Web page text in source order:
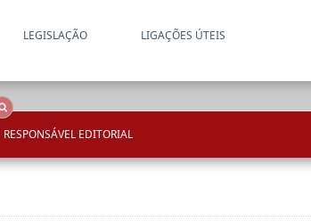
LEGISLAÇÃO LIGAÇÕES ÚTEIS
RESPONSÁVEL EDITORIAL